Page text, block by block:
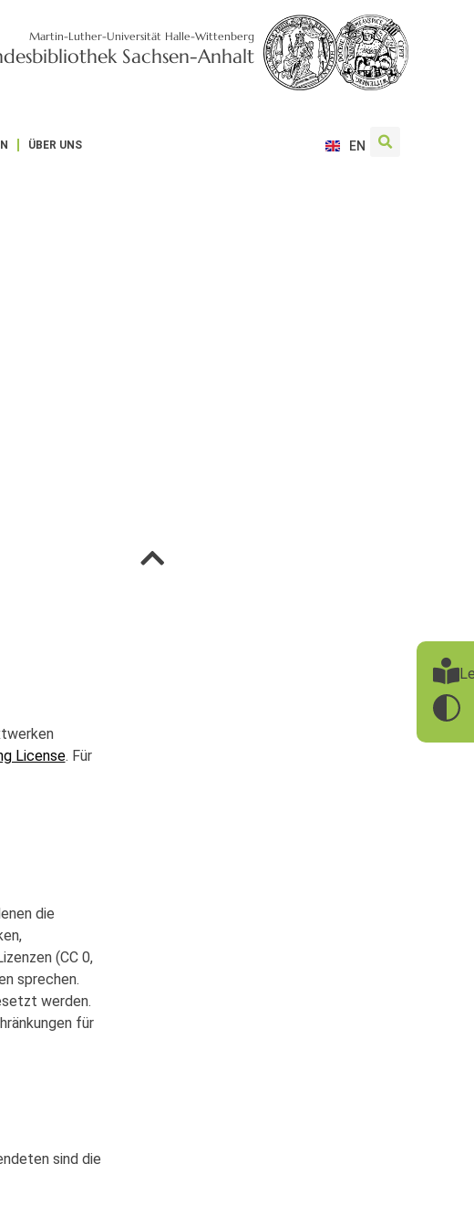
Martin-Luther-Universität Halle-Wittenberg
Sachsen-Anhalt
ÜBER UNS EN
License. Für
die
(CC 0,
sprechen.
werden.
für
sind die